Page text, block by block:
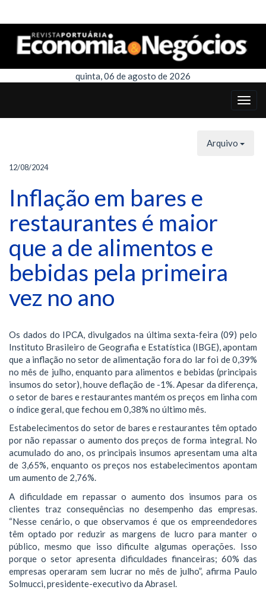
quinta, 06 de agosto de 2026
Arquivo
12/08/2024
Inflação em bares e
restaurantes é maior
que a de alimentos e
bebidas pela primeira
vez no ano
Os dados do IPCA, divulgados na última sexta-feira (09) pelo
Instituto Brasileiro de Geografia e Estatística (IBGE), apontam
que a inflação no setor de alimentação fora do lar foi de 0,39%
no mês de julho, enquanto para alimentos e bebidas (principais
insumos do setor), houve deflação de -1%. Apesar da diferença,
o setor de bares e restaurantes mantém os preços em linha com
o índice geral, que fechou em 0,38% no último mês.
Estabelecimentos do setor de bares e restaurantes têm optado
por não repassar o aumento dos preços de forma integral. No
acumulado do ano, os principais insumos apresentam uma alta
de 3,65%, enquanto os preços nos estabelecimentos apontam
um aumento de 2,76%.
A dificuldade em repassar o aumento dos insumos para os
clientes traz consequências no desempenho das empresas.
“Nesse cenário, o que observamos é que os empreendedores
têm optado por reduzir as margens de lucro para manter o
público, mesmo que isso dificulte algumas operações. Isso
porque o setor apresenta dificuldades financeiras; 60% das
empresas operaram sem lucrar no mês de julho”, afirma Paulo
Solmucci, presidente-executivo da Abrasel.